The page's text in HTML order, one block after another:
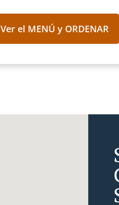
Ver el MENÚ y ORDENAR